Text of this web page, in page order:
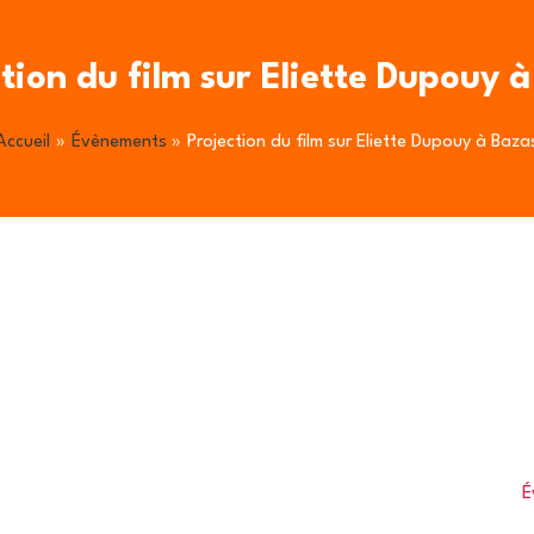
du film sur Eliette Dupouy à
Évènements Projection du film sur Eliette Dupouy à